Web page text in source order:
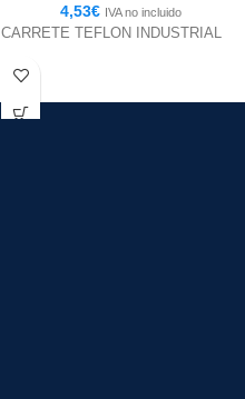
4,53€ IVA no incluido
CARRETE TEFLON INDUSTRIAL